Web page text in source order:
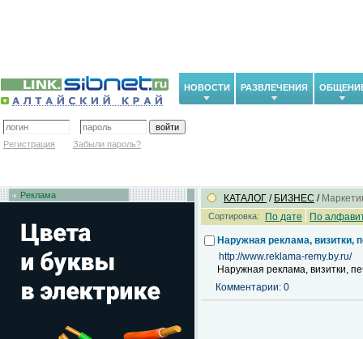
НОВОСТИ РАЗВЛЕЧЕНИЯ
Регистрация Забыли пароль?
Реклама КАТАЛОГ / БИЗНЕС /
Сортировка: По дате По
Наружная реклама, визитки,
http://www.reklama-remy.by.ru/
Наружная реклама, визитки,
Комментарии: 0